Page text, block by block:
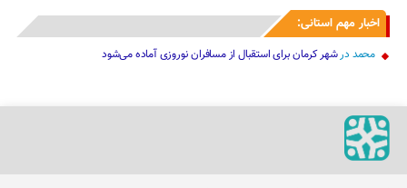
اخبار مهم استانی:
محمد درشهر کرمان برای استقبال از مسافران نوروزی آماده می‌شود